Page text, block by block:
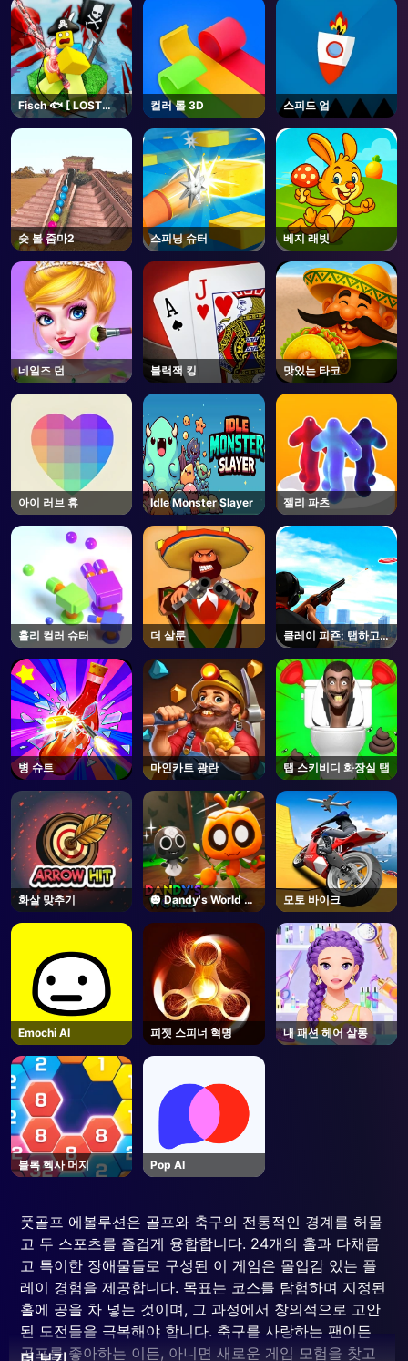
Fisch 🐟 [ LOST
BONES🌿] - Roblox
컬러 롤 3D 스피드 업
슛 볼 줌마2 스피닝 슈터 베지 래빗
네일즈 던 블랙잭 킹 맛있는 타코
아이 러브 휴 Idle Monster Slayer 젤리 파츠
홀리 컬러 슈터 더 살룬
클레이 피죤: 탭하고
슈트
병 슈트 마인카트 광란 탭 스키비디 화장실 탭
화살 맞추기
🎃 Dandy's World -
Unblocked Online
Game
모토 바이크
Emochi AI 피젯 스피너 혁명 내 패션 헤어 살롱
블록 헥사 머지 Pop AI
풋골프 에볼루션은 골프와 축구의 전통적인 경계를 허물
고 두 스포츠를 즐겁게 융합합니다. 24개의 홀과 다채롭
고 특이한 장애물들로 구성된 이 게임은 몰입감 있는 플
레이 경험을 제공합니다. 목표는 코스를 탐험하며 지정된
홀에 공을 차 넣는 것이며, 그 과정에서 창의적으로 고안
된 도전들을 극복해야 합니다. 축구를 사랑하는 팬이든
골프를 좋아하는 이든, 아니면 새로운 게임 모험을 찾고